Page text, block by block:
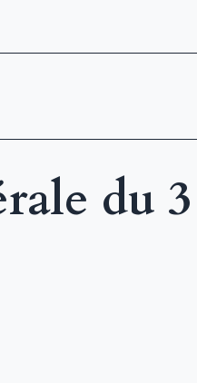
du 3